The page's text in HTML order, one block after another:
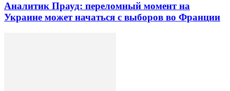
Аналитик Прауд: переломный момент на
Украине может начаться с выборов во Франции